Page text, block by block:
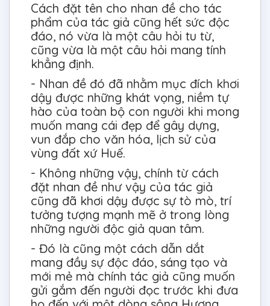
Cách đặt tên cho nhan đề cho tác
phẩm của tác giả cũng hết sức độc
đáo, nó vừa là một câu hỏi tu từ,
cũng vừa là một câu hỏi mang tính
khẳng định.
- Nhan đề đó đã nhằm mục đích khơi
dậy được những khát vọng, niềm tự
hào của toàn bộ con người khi mong
muốn mang cái đẹp để gây dựng,
vun đắp cho văn hóa, lịch sử của
vùng đất xứ Huế.
- Không những vậy, chính từ cách
đặt nhan đề như vậy của tác giả
cũng đã khơi dậy được sự tò mò, trí
tưởng tượng mạnh mẽ ở trong lòng
những người độc giả quan tâm.
- Đó là cũng một cách dẫn dắt
mang đầy sự độc đáo, sáng tạo và
mới mẻ mà chính tác giả cũng muốn
gửi gắm đến người đọc trước khi đưa